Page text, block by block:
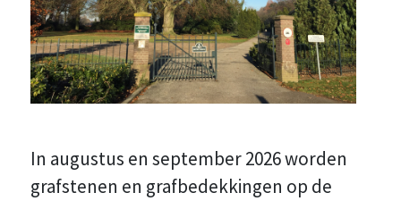
In augustus en september 2026 worden
grafstenen en grafbedekkingen op de